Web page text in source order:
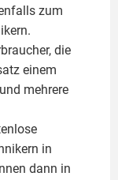
zum
die
einem
mehrere
in
dann in